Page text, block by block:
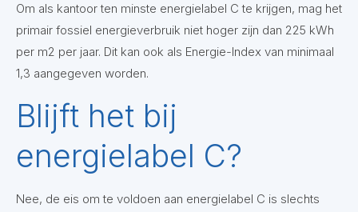
Om als kantoor ten minste energielabel C te krijgen, mag het
primair fossiel energieverbruik niet hoger zijn dan 225 kWh
per m2 per jaar. Dit kan ook als Energie-Index van minimaal
1,3 aangegeven worden.
Blijft het bij
energielabel C?
Nee, de eis om te voldoen aan energielabel C is slechts